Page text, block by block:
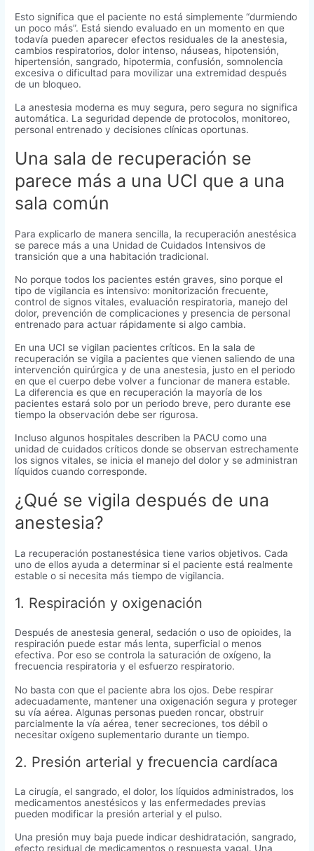
Esto significa que el paciente no está simplemente “durmiendo
un poco más”. Está siendo evaluado en un momento en que
todavía pueden aparecer efectos residuales de la anestesia,
cambios respiratorios, dolor intenso, náuseas, hipotensión,
hipertensión, sangrado, hipotermia, confusión, somnolencia
excesiva o dificultad para movilizar una extremidad después
de un bloqueo.
La anestesia moderna es muy segura, pero segura no significa
automática. La seguridad depende de protocolos, monitoreo,
personal entrenado y decisiones clínicas oportunas.
Una sala de recuperación se
parece más a una UCI que a una
sala común
Para explicarlo de manera sencilla, la recuperación anestésica
se parece más a una Unidad de Cuidados Intensivos de
transición que a una habitación tradicional.
No porque todos los pacientes estén graves, sino porque el
tipo de vigilancia es intensivo: monitorización frecuente,
control de signos vitales, evaluación respiratoria, manejo del
dolor, prevención de complicaciones y presencia de personal
entrenado para actuar rápidamente si algo cambia.
En una UCI se vigilan pacientes críticos. En la sala de
recuperación se vigila a pacientes que vienen saliendo de una
intervención quirúrgica y de una anestesia, justo en el periodo
en que el cuerpo debe volver a funcionar de manera estable.
La diferencia es que en recuperación la mayoría de los
pacientes estará solo por un periodo breve, pero durante ese
tiempo la observación debe ser rigurosa.
Incluso algunos hospitales describen la PACU como una
unidad de cuidados críticos donde se observan estrechamente
los signos vitales, se inicia el manejo del dolor y se administran
líquidos cuando corresponde.
¿Qué se vigila después de una
anestesia?
La recuperación postanestésica tiene varios objetivos. Cada
uno de ellos ayuda a determinar si el paciente está realmente
estable o si necesita más tiempo de vigilancia.
1. Respiración y oxigenación
Después de anestesia general, sedación o uso de opioides, la
respiración puede estar más lenta, superficial o menos
efectiva. Por eso se controla la saturación de oxígeno, la
frecuencia respiratoria y el esfuerzo respiratorio.
No basta con que el paciente abra los ojos. Debe respirar
adecuadamente, mantener una oxigenación segura y proteger
su vía aérea. Algunas personas pueden roncar, obstruir
parcialmente la vía aérea, tener secreciones, tos débil o
necesitar oxígeno suplementario durante un tiempo.
2. Presión arterial y frecuencia cardíaca
La cirugía, el sangrado, el dolor, los líquidos administrados, los
medicamentos anestésicos y las enfermedades previas
pueden modificar la presión arterial y el pulso.
Una presión muy baja puede indicar deshidratación, sangrado,
efecto residual de medicamentos o respuesta vagal. Una